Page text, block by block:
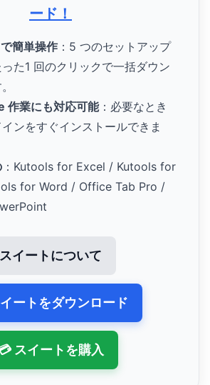
ード！
簡単操作 ：5 つのセットアップ
た1 回のクリックで一括ダウン
作業にも対応可能：必要なとき
ンをすぐインストールできま
：Kutools for Excel / Kutools for
for Word / Office Tab Pro /
スイートについて
ートをダウンロード
スイートを購入